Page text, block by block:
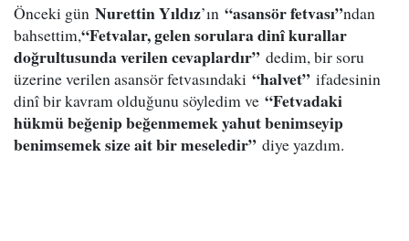
Önceki gün Nurettin Yıldız’ın “asansör fetvası”ndan
bahsettim,“Fetvalar, gelen sorulara dinî kurallar
doğrultusunda verilen cevaplardır” dedim, bir soru
üzerine verilen asansör fetvasındaki “halvet” ifadesinin
dinî bir kavram olduğunu söyledim ve “Fetvadaki
hükmü beğenip beğenmemek yahut benimseyip
benimsemek size ait bir meseledir” diye yazdım.